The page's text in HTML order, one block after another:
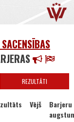
REZULTĀTI
Vējš
Barjeru